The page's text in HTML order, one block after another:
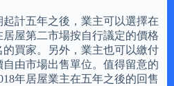
計五年之後，業主可以選擇在
屋第二市場按自行議定的價格
買家。另外，業主也可以繳付
由市場出售單位。值得留意的
年居屋業主在五年之後的回售